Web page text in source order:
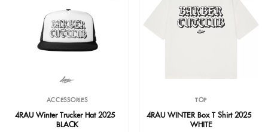
ACCESSORIES
4RAU Winter Trucker Hat 2025 -
BLACK
TOP
4RAU WINTER Box T-Shirt 2025 -
WHITE